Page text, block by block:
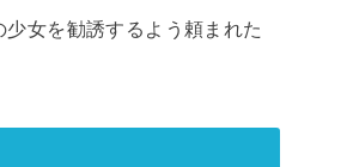
女を勧誘するよう頼まれた